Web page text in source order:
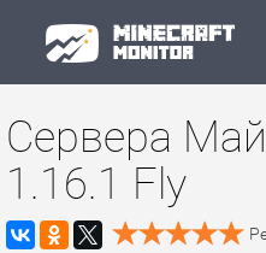
Сервера
1.16.1 Fly